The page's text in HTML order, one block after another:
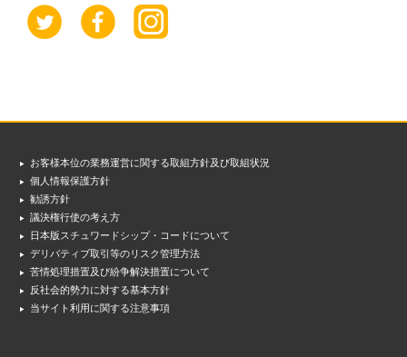
お客様本位の業務運営に関する取組方針及び取組状況
個人情報保護方針
勧誘方針
議決権行使の考え方
日本版スチュワードシップ・コードについて
デリバティブ取引等のリスク管理方法
苦情処理措置及び紛争解決措置について
反社会的勢力に対する基本方針
当サイト利用に関する注意事項